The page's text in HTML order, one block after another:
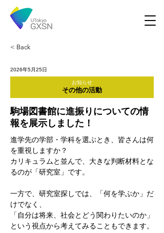
< Back
2026年5月25日
お知らせ
その他の活動
駒場図書館に進振りについての情
報を展示しました！
進学先の学部・学科を選ぶとき、皆さんは何
を重視しますか？
カリキュラムと並んで、大きな判断材料とな
るのが「研究室」です。
一方で、研究室探しでは、「何を学ぶか」だ
けでなく、
「自分は将来、社会とどう関わりたいのか」
という視点から考えてみることもできます。